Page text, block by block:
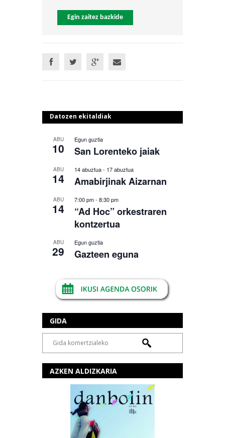
Egin zaitez bazkide
Datozen ekitaldiak
ABU
10
Egun guztia
San Lorenteko jaiak
ABU
14
14 abuztua- 17 abuztua
Amabirjinak Aizarnan
ABU
14
7:00 pm- 8:30 pm
“Ad Hoc” orkestraren
kontzertua
ABU
29
Egun guztia
Gazteen eguna
GIDA
AZKEN ALDIZKARIA